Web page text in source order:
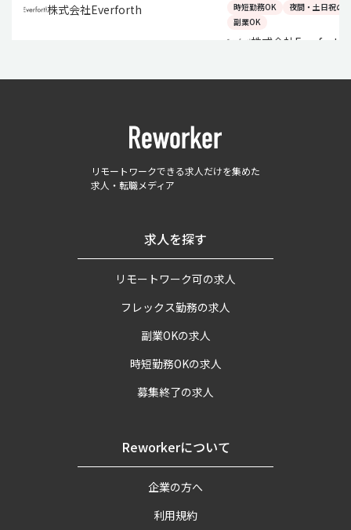
株式会社Everforth
時短勤務OK
夜間・土日祝の
副業OK
株式会社Everforth
リモートワークできる求人だけを集めた
求人・転職メディア
求人を探す
リモートワーク可の求人
フレックス勤務の求人
副業OKの求人
時短勤務OKの求人
募集終了の求人
Reworkerについて
企業の方へ
利用規約